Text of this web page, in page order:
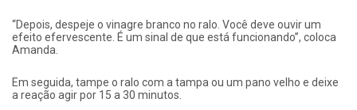
“Depois, despeje o vinagre branco no ralo. Você deve ouvir um
efeito efervescente. É um sinal de que está funcionando”, coloca
Amanda.
Em seguida, tampe o ralo com a tampa ou um pano velho e deixe
a reação agir por 15 a 30 minutos.